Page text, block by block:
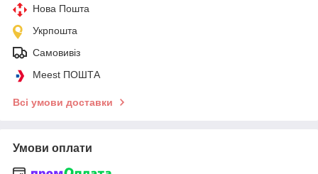
Нова Пошта
Укрпошта
Самовивіз
Meest ПОШТА
Всі умови доставки
Умови оплати